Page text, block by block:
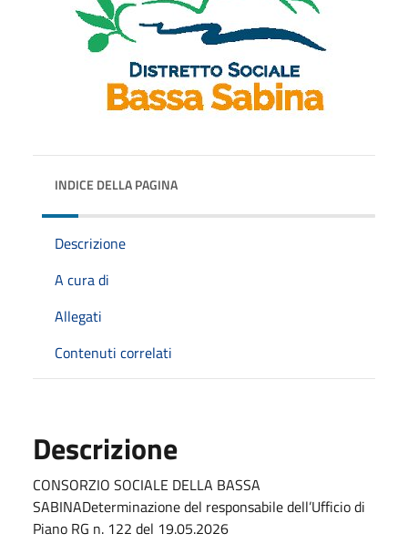
INDICE DELLA PAGINA
Descrizione
A cura di
Allegati
Contenuti correlati
Descrizione
CONSORZIO SOCIALE DELLA BASSA
SABINADeterminazione del responsabile dell’Ufficio di
Piano RG n. 122 del 19.05.2026